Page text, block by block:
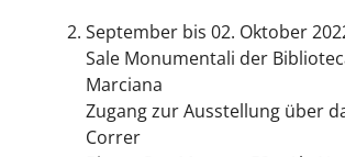
September bis 02. Oktober
Sale Monumentali der
Marciana
Zugang zur Ausstellung über
Correr